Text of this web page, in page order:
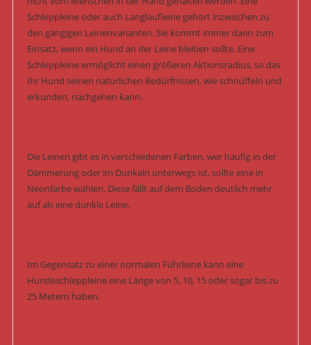
Schleppleine oder auch Langlaufleine gehört inzwischen zu
den gängigen Leinenvarianten. Sie kommt immer dann zum
Einsatz, wenn ein Hund an der Leine bleiben sollte. Eine
Schleppleine ermöglicht einen größeren Aktionsradius, so das
Ihr Hund seinen natürlichen Bedürfnissen, wie schnüffeln und
erkunden, nachgehen kann.
Die Leinen gibt es in verschiedenen Farben, wer häufig in der
Dämmerung oder im Dunkeln unterwegs ist, sollte eine in
Neonfarbe wählen. Diese fällt auf dem Boden deutlich mehr
auf als eine dunkle Leine.
Im Gegensatz zu einer normalen Führleine kann eine
Hundeschleppleine eine Länge von 5, 10, 15 oder sogar bis zu
25 Metern haben.